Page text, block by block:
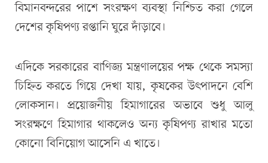
বিমানবন্দরের পাশে সংরক্ষণ ব্যবস্থা নিশ্চিত করা গেলে
দেশের কৃষিপণ্য রপ্তানি ঘুরে দাঁড়াবে।
এদিকে সরকারের বাণিজ্য মন্ত্রণালয়ের পক্ষ থেকে সমস্যা
চিহ্নিত করতে গিয়ে দেখা যায়, কৃষকের উৎপাদনে বেশি
লোকসান। প্রয়োজনীয় হিমাগারের অভাবে শুধু আলু
সংরক্ষণে হিমাগার থাকলেও অন্য কৃষিপণ্য রাখার মতো
কোনো বিনিয়োগ আসেনি এ খাতে।